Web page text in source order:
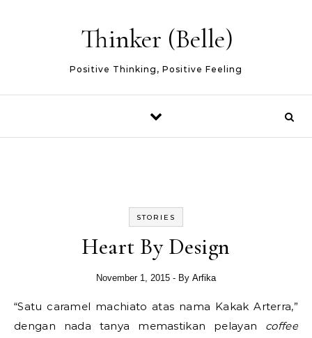
Thinker (Belle)
Positive Thinking, Positive Feeling
STORIES
Heart By Design
November 1, 2015 - By Arfika
“Satu caramel machiato atas nama Kakak Arterra,”
dengan nada tanya memastikan pelayan coffee